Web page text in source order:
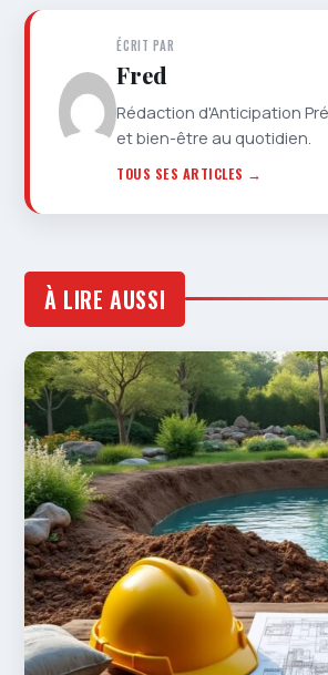
ÉCRIT PAR
Fred
Rédaction d'Anticipation
et bien-être au quotidien.
TOUS SES ARTICLES →
À LIRE AUSSI